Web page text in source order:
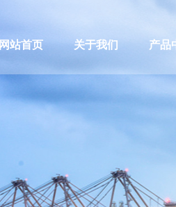
网站首页 关于我们 产品